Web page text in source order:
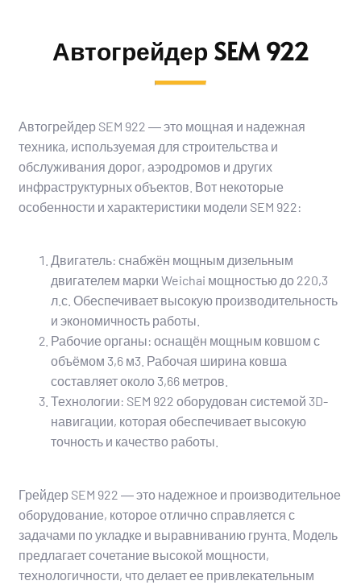
Автогрейдер SEM 922
Автогрейдер SEM 922 ― это мощная и надежная
техника, используемая для строительства и
обслуживания дорог, аэродромов и других
инфраструктурных объектов. Вот некоторые
особенности и характеристики модели SEM 922:
Двигатель: снабжён мощным дизельным
двигателем марки Weichai мощностью до 220,3
л.с. Обеспечивает высокую производительность
и экономичность работы.
Рабочие органы: оснащён мощным ковшом с
объёмом 3,6 м3. Рабочая ширина ковша
составляет около 3,66 метров.
Технологии: SEM 922 оборудован системой 3D-
навигации, которая обеспечивает высокую
точность и качество работы.
Грейдер SEM 922 ― это надежное и производительное
оборудование, которое отлично справляется с
задачами по укладке и выравниванию грунта. Модель
предлагает сочетание высокой мощности,
технологичности, что делает ее привлекательным